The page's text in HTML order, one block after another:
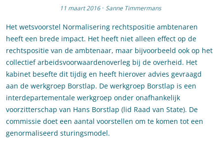
11 maart 2016 · Sanne Timmermans
Het wetsvoorstel Normalisering rechtspositie ambtenaren
heeft een brede impact. Het heeft niet alleen effect op de
rechtspositie van de ambtenaar, maar bijvoorbeeld ook op het
collectief arbeidsvoorwaardenoverleg bij de overheid. Het
kabinet besefte dit tijdig en heeft hierover advies gevraagd
aan de werkgroep Borstlap. De werkgroep Borstlap is een
interdepartementale werkgroep onder onafhankelijk
voorzitterschap van Hans Borstlap (lid Raad van State). De
commissie doet een aantal voorstellen om te komen tot een
genormaliseerd sturingsmodel.